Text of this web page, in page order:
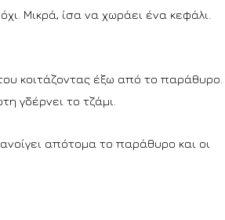
Μικρά, ίσα να χωράει ένα κεφάλι.
κοιτάζοντας έξω από το παράθυρο.
γδέρνει το τζάμι.
απότομα το παράθυρο και οι